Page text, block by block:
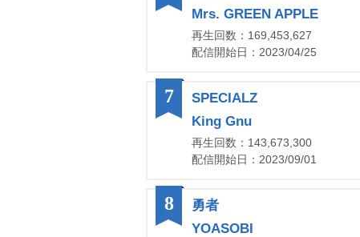
Mrs. GREEN APPLE
再生回数：169,453,627
配信開始日：2023/04/25
SPECIALZ
King Gnu
再生回数：143,673,300
配信開始日：2023/09/01
7
勇者
YOASOBI
8